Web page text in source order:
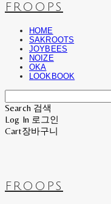
FROOPS
HOME
SAKROOTS
JOYBEES
NOIZE
OKA
LOOKBOOK
Search 검색
Log In 로그인
Cart장바구니
FROOPS